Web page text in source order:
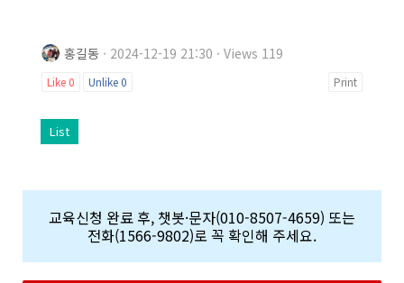
홍길동 · 2024-12-19 21:30 · Views 119
Like 0 Unlike0 Print
List
교육신청 완료 후, 챗봇·문자(010-8507-4659) 또는
전화(1566-9802)로 꼭 확인해 주세요.